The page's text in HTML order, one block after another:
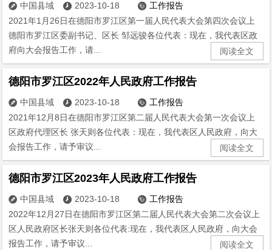
 中国县域  2023-10-18  工作报告
2021年1月26日在德阳市罗江区第一届人民代表大会第四次会议上
德阳市罗江区委副书记、区长 邹远骏各位代表：现在，我代表区政
府向大会报告工作，请...
阅读全文
德阳市罗江区2022年人民政府工作报告
 中国县域  2023-10-18  工作报告
2021年12月8日在德阳市罗江区第二届人民代表大会第一次会议上
区政府代理区长 张天则各位代表：现在，我代表区人民政府，向大
会报告工作，请予审议...
阅读全文
德阳市罗江区2023年人民政府工作报告
 中国县域  2023-10-18  工作报告
2022年12月27日在德阳市罗江区第二届人民代表大会第二次会议上
区人民政府区长张天则各位代表:现在，我代表区人民政府，向大会
报告工作，请予审议...
阅读全文